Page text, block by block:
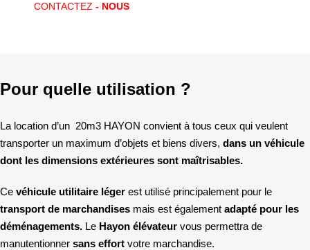
CONTACTEZ - NOUS
Pour quelle utilisation ?
La location d’un 20m3 HAYON convient à tous ceux qui veulent
transporter un maximum d’objets et biens divers, dans un véhicule
dont les dimensions extérieures sont maîtrisables.
Ce véhicule utilitaire léger est utilisé principalement pour le
transport de marchandises mais est également adapté pour les
déménagements. Le Hayon élévateur vous permettra de
manutentionner sans effort votre marchandise.